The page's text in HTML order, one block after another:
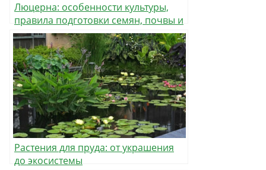
Люцерна: особенности культуры,
правила подготовки семян, почвы и
уход за посевом
Растения для пруда: от украшения
до экосистемы